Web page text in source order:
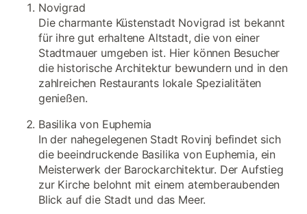
Novigrad
Die charmante Küstenstadt Novigrad ist bekannt
für ihre gut erhaltene Altstadt, die von einer
Stadtmauer umgeben ist. Hier können Besucher
die historische Architektur bewundern und in den
zahlreichen Restaurants lokale Spezialitäten
genießen.
Basilika von Euphemia
In der nahegelegenen Stadt Rovinj befindet sich
die beeindruckende Basilika von Euphemia, ein
Meisterwerk der Barockarchitektur. Der Aufstieg
zur Kirche belohnt mit einem atemberaubenden
Blick auf die Stadt und das Meer.